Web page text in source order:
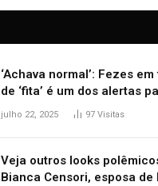
‘Achava normal’: Fezes
de ‘fita’ é um dos alertas
colorretal; relembre fala de
julho 22, 2025 97 Visitas
Veja outros looks
Bianca Censori, esposa de